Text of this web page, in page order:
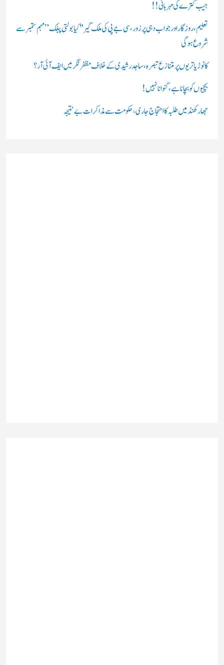
ں
:
جیب کترے کی مہربانی !!
تعلیم، روزگار اور جواب دہی پر زور، سی جے پی کی ملک گیر "کیا بولتی پبلک” مہم ستمبر سے
شروع ہوگی
کانوڑ یاتریوں پر متنازع تبصرہ، ساجد رشیدی کے خلاف مظفرنگر میں ایف آئی آر؟
بچیوں کو بچانا ہے، گنوانا نہیں!
جھارکھنڈ میں طلبہ کا احتجاج جاری، حکومت سے مذاکرات بے نتیجہ